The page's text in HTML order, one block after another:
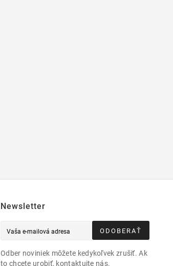
Newsletter
ODOBERAŤ
Odber noviniek môžete kedykoľvek zrušiť. Ak
to chcete urobiť, kontaktujte nás.